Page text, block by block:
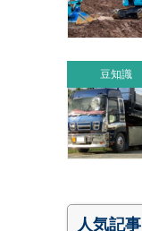
豆知識
人気記事